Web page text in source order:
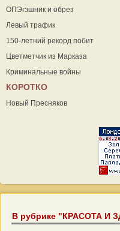
ОПЭгэшник и обрез
Левый трафик
150-летний рекорд побит
Цветметчик из Марказа
Криминальные войны
КОРОТКО
Новый Пресняков
В рубрике "КРАСОТА И